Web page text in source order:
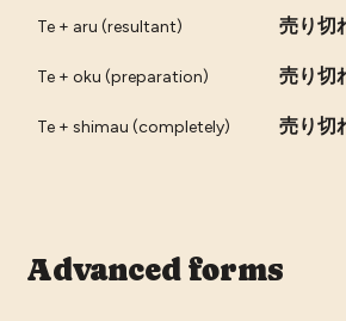
Te + aru (resultant) 売り切
Te + oku (preparation) 売り切
Te + shimau (completely) 売り切
Advanced forms